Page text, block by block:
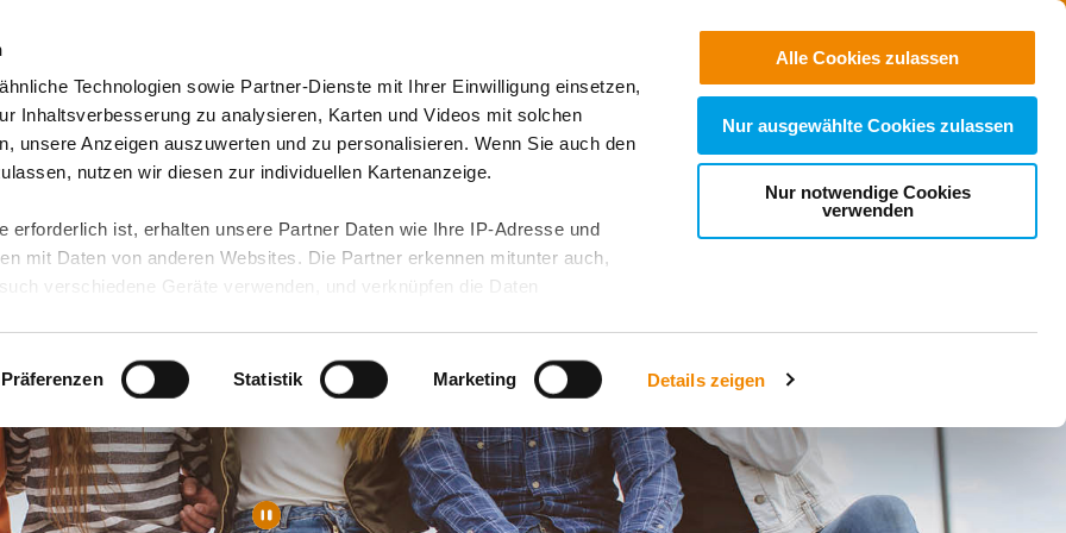
Technologien sowie Partner-Dienste mit Ihrer Einwilligung einsetzen,
Inhaltsverbesserung zu analysieren, Karten und Videos mit solchen
unsere Anzeigen auszuwerten und zu personalisieren. Wenn Sie auch den
nutzen wir diesen zur individuellen Kartenanzeige.
erforderlich ist, erhalten unsere Partner Daten wie Ihre IP-Adresse und
mit Daten von anderen Websites. Die Partner erkennen mitunter auch,
verschiedene Geräte verwenden, und verknüpfen die Daten
Daten führen kann.
unserenDatenschutzhinweisenund in unsererCookie-Übersicht. Wenn
Funktionen für diese Zwecke aktiviert sind, müssen Sie alle Cookie-
können mittels nachfolgender Buttons über Ihre Einwilligung für diese
erteilte Einwilligung stets für die Zukunft widerrufen. Bitte beachten Sie:
Präferenzen Statistik Marketing Details zeigen
Alle Cookies zulassen
Nur ausgewählte Cookies zulassen
Nur notwendige Cookies
verwenden
Suchen
& Angebote Presse & Themen Jobs & Karriere Spenden
Jobs